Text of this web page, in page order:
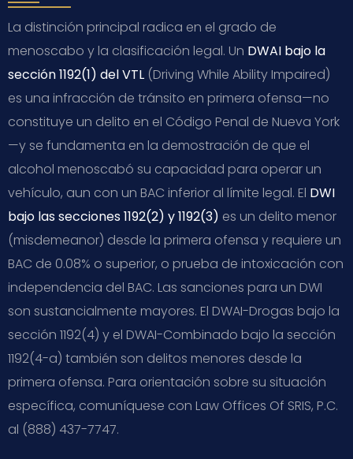
La distinción principal radica en el grado de
menoscabo y la clasificación legal. Un DWAI bajo la
sección 1192(1) del VTL (Driving While Ability Impaired)
es una infracción de tránsito en primera ofensa—no
constituye un delito en el Código Penal de Nueva York
—y se fundamenta en la demostración de que el
alcohol menoscabó su capacidad para operar un
vehículo, aun con un BAC inferior al límite legal. El DWI
bajo las secciones 1192(2) y 1192(3) es un delito menor
(misdemeanor) desde la primera ofensa y requiere un
BAC de 0.08% o superior, o prueba de intoxicación con
independencia del BAC. Las sanciones para un DWI
son sustancialmente mayores. El DWAI-Drogas bajo la
sección 1192(4) y el DWAI-Combinado bajo la sección
1192(4-a) también son delitos menores desde la
primera ofensa. Para orientación sobre su situación
específica, comuníquese con Law Offices Of SRIS, P.C.
al (888) 437-7747.